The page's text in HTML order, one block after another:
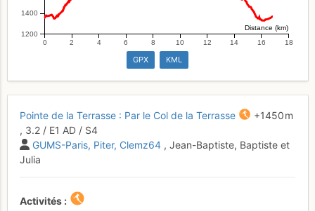
1200
1400
0 2 4 6 8 10 12 14 16 18
Distance (km)
GPX KML
Pointe de la Terrasse : Par le Col de la Terrasse
+1450 m
, 3.2 / E1 AD / S4
GUMS-Paris Piter Clemz64 , Jean-Baptiste, Baptiste et
Julia
Activités